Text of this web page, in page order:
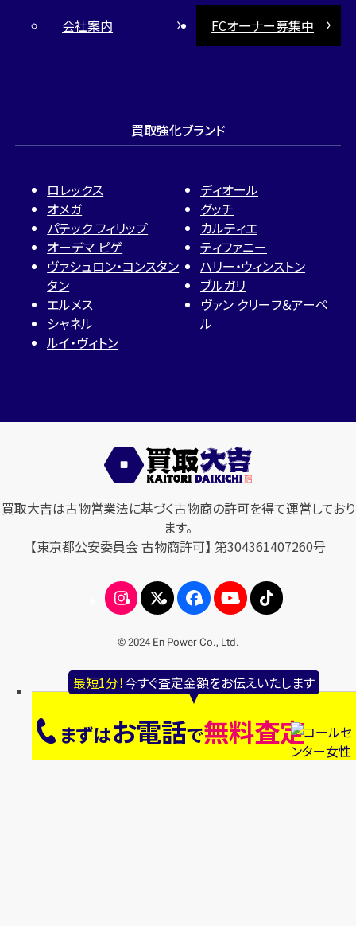
最短1分！今すぐ査定金額をお伝えいたします
まずはお電話で無料査定
会社案内
FCオーナー募集中
買取強化ブランド
ロレックス
オメガ
パテック フィリップ
オーデマ ピゲ
ヴァシュロン・コンスタン
タン
エルメス
シャネル
ルイ・ヴィトン
ディオール
グッチ
カルティエ
ティファニー
ハリー・ウィンストン
ブルガリ
ヴァン クリーフ＆アーペ
ル
買取大吉は古物営業法に基づく古物商の許可を得て運営しており
ます。
【東京都公安委員会 古物商許可】 第304361407260号
© 2024 En Power Co., Ltd.